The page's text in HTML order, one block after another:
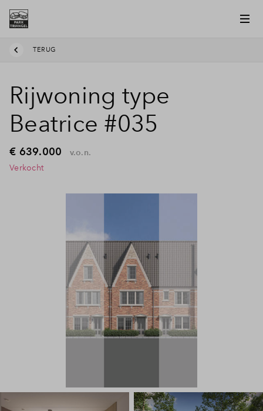
TERUG
Rijwoning type
Beatrice #035
€ 639.000
v.o.n.
Verkocht